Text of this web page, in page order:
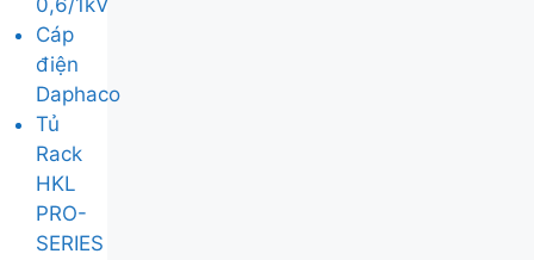
0,6/1kV
Cáp
điện
Daphaco
Tủ
Rack
HKL
PRO-
SERIES